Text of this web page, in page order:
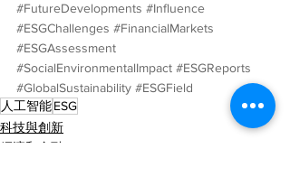
#FutureDevelopments #Influence
#ESGChallenges #FinancialMarkets
#ESGAssessment
#SocialEnvironmentalImpact #ESGReports
#GlobalSustainability #ESGField
人工智能ESG
科技與創新
經濟和金融